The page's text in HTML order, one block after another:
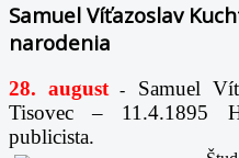
Samuel Víťazoslav
narodenia
28. august -
Samuel
Tisovec – 11.4.1895
publicista.